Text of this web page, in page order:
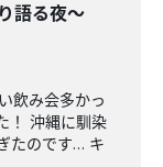
語る夜〜
飲み会多かっ
！ 沖縄に馴染
たのです… キ